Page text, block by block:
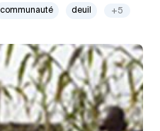
communauté deuil +5